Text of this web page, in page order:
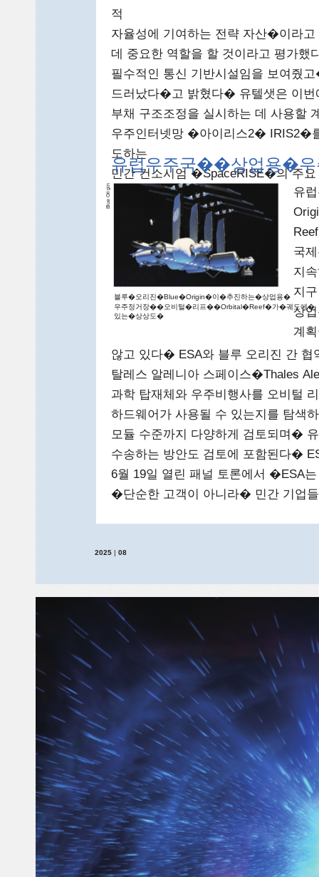
적
자율성에 기여하는 전략 자산�이라
데 중요한 역할을 할 것이라고 평가
필수적인 통신 기반시설임을 보여줬
드러났다�고 밝혔다� 유텔샛은 이
부채 구조조정을 실시하는 데 사용
우주인터넷망 �아이리스2� IRIS2�
도하는
민간 컨소시엄 �SpaceRISE�의 주
유럽우주국��상업용�
유
국
지
지
상
계
않고 있다� ESA와 블루 오리진 간
탈레스 알레니아 스페이스�Thales
과학 탑재체와 우주비행사를 오비털
하드웨어가 사용될 수 있는지를 탐색
모듈 수준까지 다양하게 검토되며�
수송하는 방안도 검토에 포함된다�
6월 19일 열린 패널 토론에서 �ESA
�단순한 고객이 아니라� 민간 기업
2025 | 08
블루�오리진�Blue�Origin�이�추진하는�상업용�
우주정거장��오비털�리프��Orbital�Reef�가�궤도에�
있는�상상도�
B
lu
e O
ri
g
in